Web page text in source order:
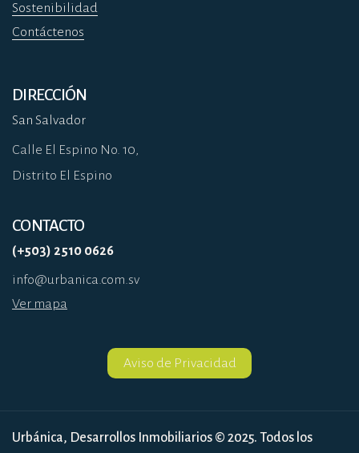
Sostenibilidad
Contáctenos
DIRECCIÓN
San Salvador
Calle El Espino No. 10,
Distrito El Espino
CONTACTO
(+503) 2510 0626
info@urbanica.com.sv
Ver mapa
Aviso de Privacidad
Urbánica, Desarrollos Inmobiliarios © 2025. Todos los